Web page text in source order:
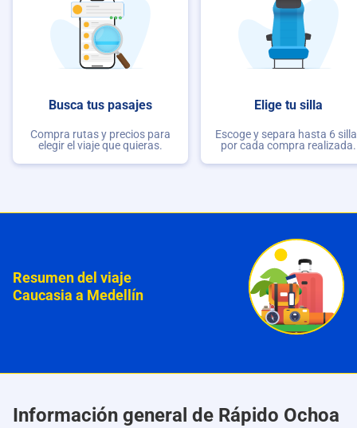
Busca tus pasajes
Compra rutas y precios para
elegir el viaje que quieras.
Elige tu silla
Escoge y separa hasta 6
por cada compra realizada.
Resumen del viaje
Caucasia a Medellín
Información general de Rápido Ochoa